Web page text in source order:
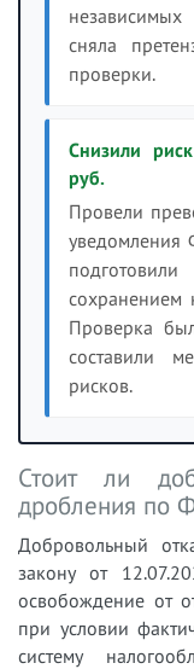
сняла
проверки.
Снизили
руб.
Провели
уведомления
сохранением
Проверка
составили
рисков.
Стоит ли
дробления по
Добровольный
закону от
освобождение от
при условии
систему